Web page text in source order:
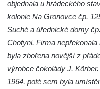
Dům čp. 105/10 na
Rumburku
Dům čp. 103/8 na
Dům čp. 101/6 na
Rumburku
objednala u hrádeckého
kolonie Na Gronovce čp.
Suché a úřednické domy
Chotyni. Firma
byla zbořena novější z
výrobce čokolády J.
1964, poté sem byla